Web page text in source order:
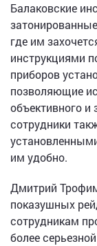
Балаковские
где им
инструкциями
приборов
позволяющие
объективного и
сотрудники
им удобно.
Дмитрий
показушных
сотрудникам
более